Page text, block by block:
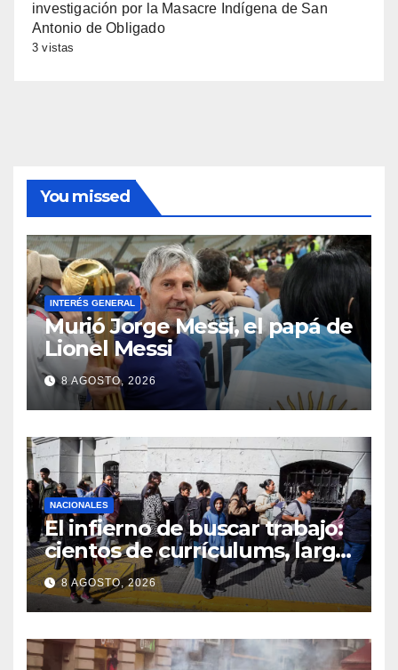
investigación por la Masacre Indígena de San
Antonio de Obligado
3 vistas
You missed
INTERÉS GENERAL
Murió Jorge Messi, el papá de
Lionel Messi
8 AGOSTO, 2026
NACIONALES
El infierno de buscar trabajo:
cientos de currículums, larga
espera y menos puestos
registrados
8 AGOSTO, 2026